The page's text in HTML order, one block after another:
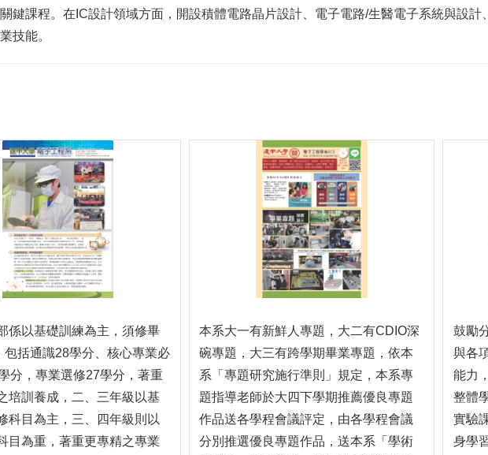
鍵課程。在IC設計領域方面，開設積體電路晶片設計、電子電路/生醫電子系統與設
技能。
係以基礎訓練為主，須修畢
包括通識28學分、核心專業必
分，專業選修27學分，著重
培訓養成，二、三年級以基
科目為主，三、四年級則以
目為重，著重更專精之專業
本系大一有新鮮人專題，大二有CDIO深
碗專題，大三有跨學期畢業專題，依本
系「專題研究施行準則」規定，本系專
題指導老師於大四下學期推薦優良專題
作品送各學程會議評定，由各學程會議
分別推選優良專題作品，送本系「學術
鼓勵
與各
能力
整體
實驗
身學